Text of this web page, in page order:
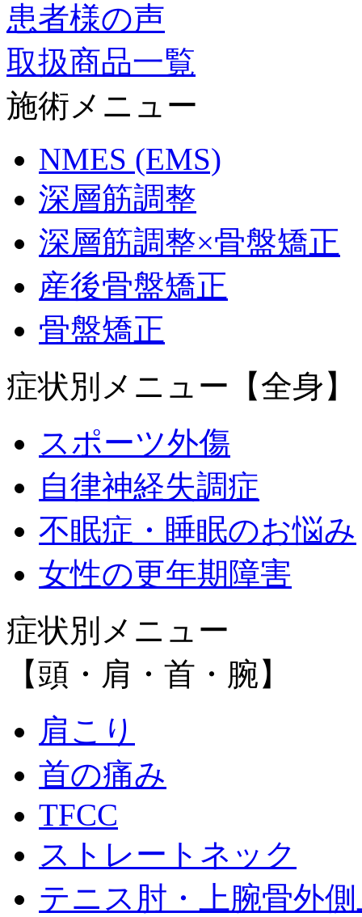
患者様の声
取扱商品一覧
施術メニュー
NMES (EMS)
深層筋調整
深層筋調整×骨盤矯正
産後骨盤矯正
骨盤矯正
症状別メニュー【全身】
スポーツ外傷
自律神経失調症
不眠症・睡眠のお悩み
女性の更年期障害
症状別メニュー
【頭・肩・首・腕】
肩こり
首の痛み
TFCC
ストレートネック
テニス肘・上腕骨外